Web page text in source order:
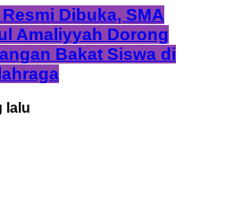
Dibuka, SMA
Amaliyyah Dorong
Bakat Siswa di
lalu